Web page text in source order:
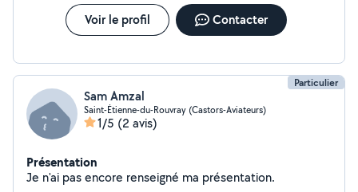
Voir le profil Contacter
Particulier
Sam Amzal
Saint-Étienne-du-Rouvray (Castors-Aviateurs)
1/5 (2 avis)
Présentation
Je n'ai pas encore renseigné ma présentation.